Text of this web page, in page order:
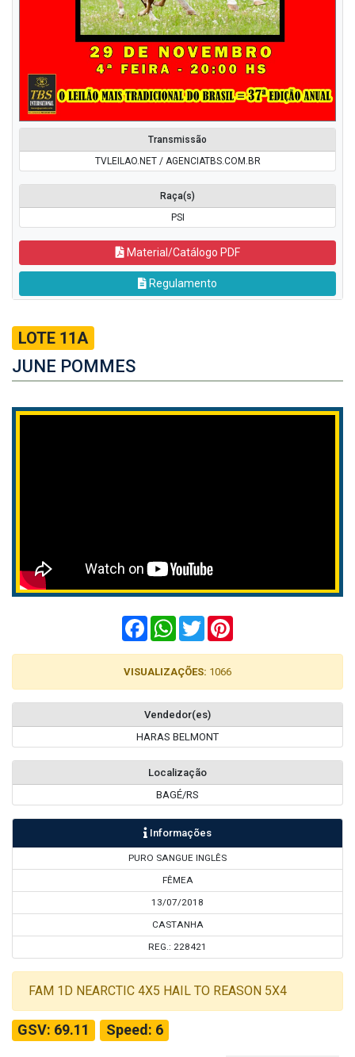
Transmissão
TVLEILAO.NET / AGENCIATBS.COM.BR
Raça(s)
PSI
Material/Catálogo PDF
Regulamento
LOTE 11A
JUNE POMMES
FacebookWhatsApp
Twitter
VISUALIZAÇÕES: 1066
Vendedor(es)
HARAS BELMONT
Localização
BAGÉ/RS
Informações
PURO SANGUE INGLÊS
FÊMEA
13/07/2018
CASTANHA
REG.: 228421
FAM 1D NEARCTIC 4X5 HAIL TO REASON 5X4
GSV: 69.11 Speed: 6